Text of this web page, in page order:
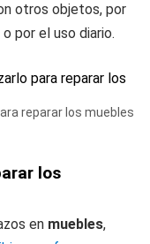
otros objetos, por
por el uso diario.
reparar los muebles
los
en muebles,